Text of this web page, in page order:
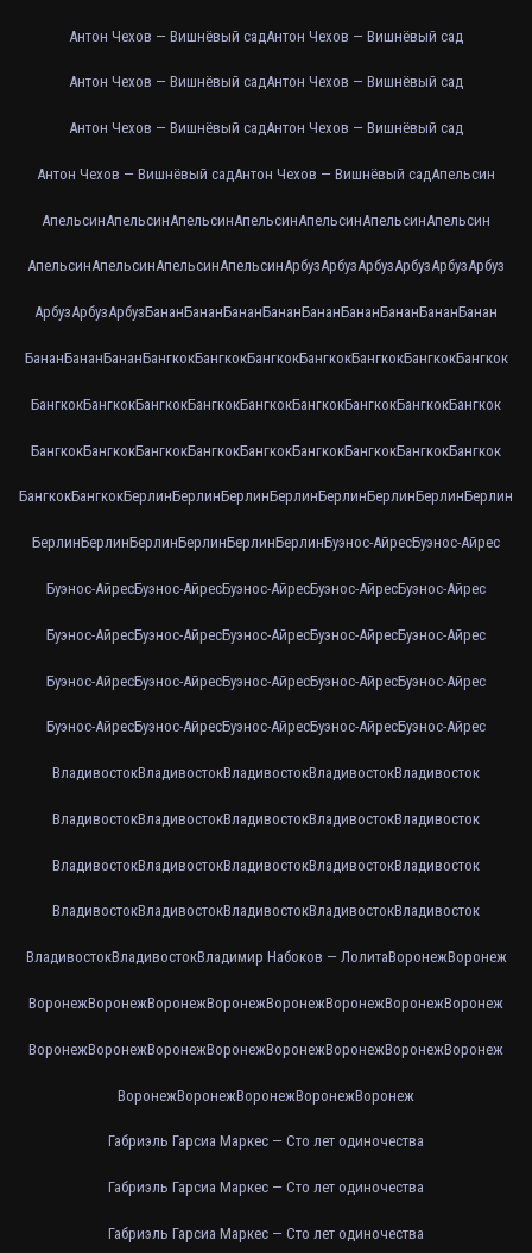
Антон Чехов — Вишнёвый садАнтон Чехов — Вишнёвый сад
Антон Чехов — Вишнёвый садАнтон Чехов — Вишнёвый сад
Антон Чехов — Вишнёвый садАнтон Чехов — Вишнёвый сад
Антон Чехов — Вишнёвый садАнтон Чехов — Вишнёвый садАпельсин
АпельсинАпельсинАпельсинАпельсинАпельсинАпельсинАпельсин
АпельсинАпельсинАпельсинАпельсинАрбузАрбузАрбузАрбузАрбузАрбуз
АрбузАрбузАрбузБананБананБананБананБананБананБананБананБанан
БананБананБананБангкокБангкокБангкокБангкокБангкокБангкокБангкок
БангкокБангкокБангкокБангкокБангкокБангкокБангкокБангкокБангкок
БангкокБангкокБангкокБангкокБангкокБангкокБангкокБангкокБангкок
БангкокБангкокБерлинБерлинБерлинБерлинБерлинБерлинБерлинБерлин
БерлинБерлинБерлинБерлинБерлинБерлинБуэнос-АйресБуэнос-Айрес
Буэнос-АйресБуэнос-АйресБуэнос-АйресБуэнос-АйресБуэнос-Айрес
Буэнос-АйресБуэнос-АйресБуэнос-АйресБуэнос-АйресБуэнос-Айрес
Буэнос-АйресБуэнос-АйресБуэнос-АйресБуэнос-АйресБуэнос-Айрес
Буэнос-АйресБуэнос-АйресБуэнос-АйресБуэнос-АйресБуэнос-Айрес
ВладивостокВладивостокВладивостокВладивостокВладивосток
ВладивостокВладивостокВладивостокВладивостокВладивосток
ВладивостокВладивостокВладивостокВладивостокВладивосток
ВладивостокВладивостокВладивостокВладивостокВладивосток
ВладивостокВладивостокВладимир Набоков — ЛолитаВоронежВоронеж
ВоронежВоронежВоронежВоронежВоронежВоронежВоронежВоронеж
ВоронежВоронежВоронежВоронежВоронежВоронежВоронежВоронеж
ВоронежВоронежВоронежВоронежВоронеж
Габриэль Гарсиа Маркес — Сто лет одиночества
Габриэль Гарсиа Маркес — Сто лет одиночества
Габриэль Гарсиа Маркес — Сто лет одиночества